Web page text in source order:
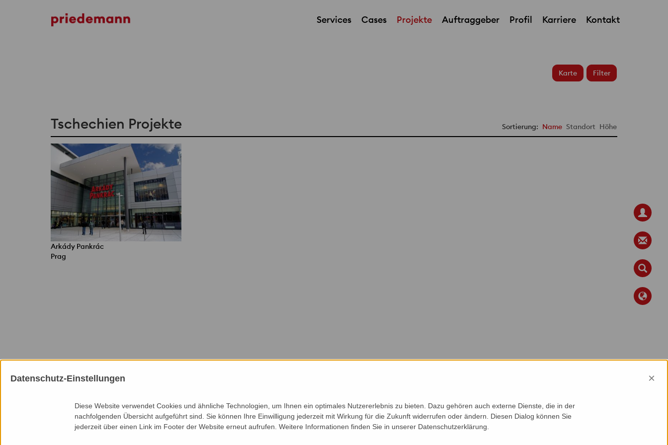
Services Cases Projekte Auftraggeber Profil Karriere Kontakt
Karte Filter
Tschechien Projekte Sortierung: Name Standort Höhe
Arkády Pankrác
Prag
Mitgliedschaften
Datenschutz-Einstellungen ×
Diese Website verwendet Cookies und ähnliche Technologien, um Ihnen ein optimales Nutzererlebnis zu bieten. Dazu gehören auch externe Dienste, die in der
nachfolgenden Übersicht aufgeführt sind. Sie können Ihre Einwilligung jederzeit mit Wirkung für die Zukunft widerrufen oder ändern. Diesen Dialog können Sie
jederzeit über einen Link im Footer der Website erneut aufrufen. Weitere Informationen finden Sie in unserer Datenschutzerklärung.